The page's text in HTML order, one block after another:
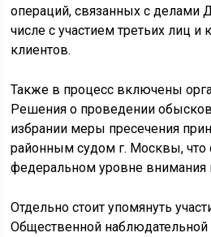
операций, связанных с делами
числе с участием третьих лиц и
клиентов.
Также в процесс включены
Решения о проведении
избрании меры пресечения
районным судом г. Москвы, что
федеральном уровне внимания
Отдельно стоит упомянуть
Общественной